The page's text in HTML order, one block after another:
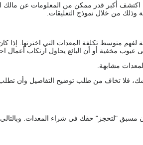
اكتشف أكبر قدر ممكن من المعلومات عن
من خلال نموذج التعليقات.
لفهم متوسط تكلفة المعدات التي اخترتها.
مخفية أو أن البائع يحاول ارتكاب أعمال
مشابهة.
شك، فلا تخاف من طلب توضيح التفاصيل وأن
مسبق "لتحجز" حقك في شراء المعدات.